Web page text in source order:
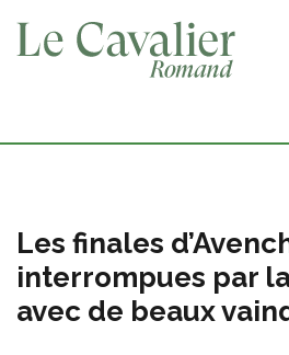
Les finales
interrompues par
avec de beaux